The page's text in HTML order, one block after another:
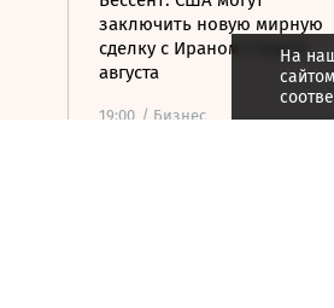
заключить новую мирную
сделку с Ираном 7 или 8
августа
19:00 / Бизнес
На